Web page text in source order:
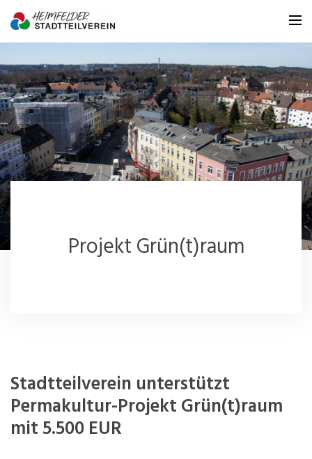
Homepage
Der Verein
Die Projekte
Das Netzwerk
Projekt Grün(t)raum
Stadtteilverein unterstützt
Permakultur-Projekt Grün(t)raum
mit 5.500 EUR